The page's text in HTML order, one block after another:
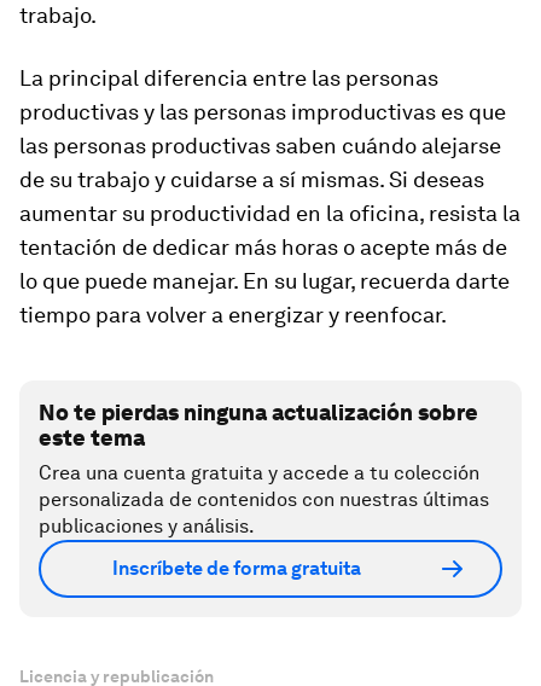
trabajo.
La principal diferencia entre las personas
productivas y las personas improductivas es que
las personas productivas saben cuándo alejarse
de su trabajo y cuidarse a sí mismas. Si deseas
aumentar su productividad en la oficina, resista la
tentación de dedicar más horas o acepte más de
lo que puede manejar. En su lugar, recuerda darte
tiempo para volver a energizar y reenfocar.
No te pierdas ninguna actualización sobre
este tema
Crea una cuenta gratuita y accede a tu colección
personalizada de contenidos con nuestras últimas
publicaciones y análisis.
Inscríbete de forma gratuita
Licencia y republicación